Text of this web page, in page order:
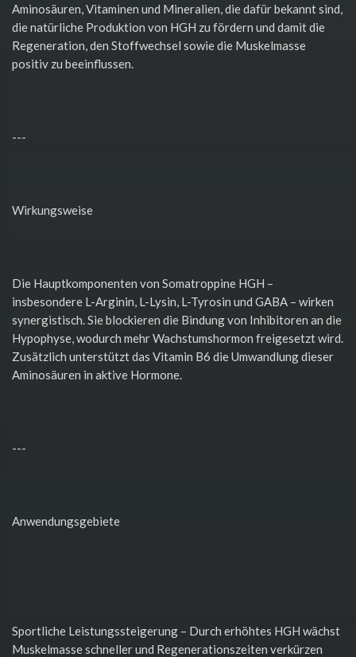
Aminosäuren, Vitaminen und Mineralien, die dafür bekannt sind,
die natürliche Produktion von HGH zu fördern und damit die
Regeneration, den Stoffwechsel sowie die Muskelmasse
positiv zu beeinflussen.
---
Wirkungsweise
Die Hauptkomponenten von Somatroppine HGH –
insbesondere L-Arginin, L-Lysin, L-Tyrosin und GABA – wirken
synergistisch. Sie blockieren die Bindung von Inhibitoren an die
Hypophyse, wodurch mehr Wachstumshormon freigesetzt wird.
Zusätzlich unterstützt das Vitamin B6 die Umwandlung dieser
Aminosäuren in aktive Hormone.
---
Anwendungsgebiete
Sportliche Leistungssteigerung – Durch erhöhtes HGH wächst
Muskelmasse schneller und Regenerationszeiten verkürzen